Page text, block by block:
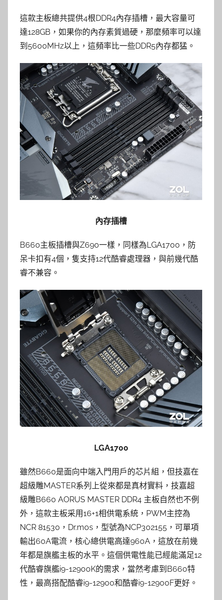
這款主板總共提供4根DDR4內存插槽，最大容量可
達128GB，如果你的內存素質過硬，那麼頻率可以達
到5600MHz以上，這頻率比一些DDR5內存都猛。
內存插槽
B660主板插槽與Z690一樣，同樣為LGA1700，防
呆卡扣有4個，隻支持12代酷睿處理器，與前幾代酷
睿不兼容。
LGA1700
雖然B660是面向中端入門用戶的芯片組，但技嘉在
超級雕MASTER系列上從來都是真材實料，技嘉超
級雕B660 AORUS MASTER DDR4 主板自然也不例
外，這款主板采用16+1相供電系統，PWM主控為
NCR 81530，Dr.mos，型號為NCP302155，可單項
輸出60A電流，核心總供電高達960A，這放在前幾
年都是旗艦主板的水平。這個供電性能已經能滿足12
代酷睿旗艦i9-12900K的需求，當然考慮到B660特
性，最高搭配酷睿i9-12900和酷睿i9-12900F更好。